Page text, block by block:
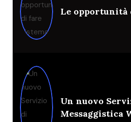
Le opportunità
Un nuovo
Messaggistica